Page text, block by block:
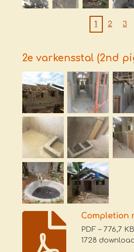
1 2 3
2e varkensstal (2nd
Completion
PDF – 776,7 KB
1728